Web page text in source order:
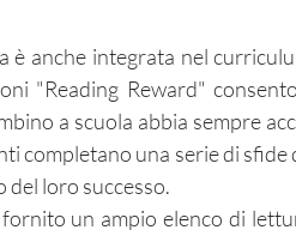
è anche integrata nel
"Reading Reward"
a scuola abbia sempre
completano una serie di
loro successo.
un ampio elenco di